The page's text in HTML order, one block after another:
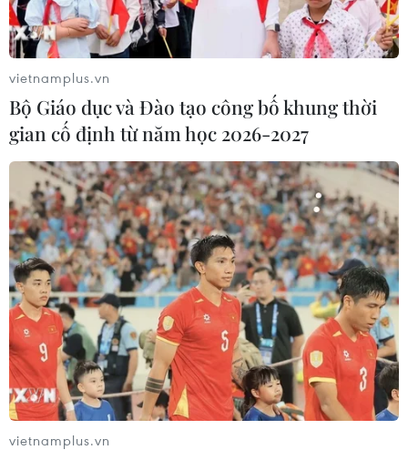
vietnamplus.vn
Bộ Giáo dục và Đào tạo công bố khung thời
gian cố định từ năm học 2026-2027
vietnamplus.vn